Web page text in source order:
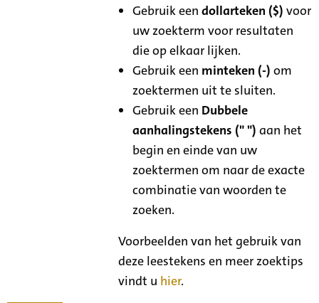
Gebruik eendollarteken ($) voor
uw zoekterm voor resultaten
die op elkaar lijken.
Gebruik een minteken (-) om
zoektermen uit te sluiten.
Gebruik een Dubbele
aanhalingstekens (" ") aan het
begin en einde van uw
zoektermen om naar de exacte
combinatie van woorden te
zoeken.
Voorbeelden van het gebruik van
deze leestekens en meer zoektips
vindt u hier.